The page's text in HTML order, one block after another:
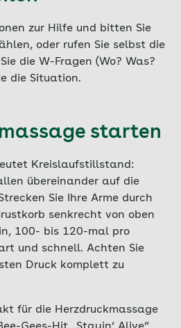
zur Hilfe und bitten Sie
oder rufen Sie selbst die
die W-Fragen (Wo? Was?
die Situation.
starten
Kreislaufstillstand:
übereinander auf die
Sie Ihre Arme durch
senkrecht von oben
100- bis 120-mal pro
und schnell. Achten Sie
Druck komplett zu
für die Herzdruckmassage